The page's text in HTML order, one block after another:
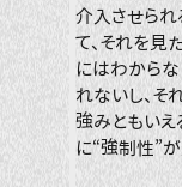
介入させられ
て、それを見
にはわからな
れないし、そ
強みともいえ
に“強制性”が